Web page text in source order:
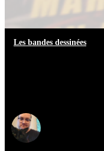
Les bandes dessinées